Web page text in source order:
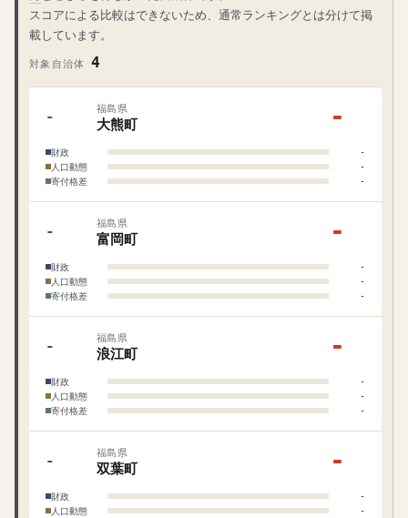
スコアによる比較はできないため、通常ランキングとは分けて掲
載しています。
対象自治体 4
‐ 福島県
大熊町 ‐
財政 ‐
人口動態 ‐
寄付格差 ‐
‐ 福島県
富岡町 ‐
財政 ‐
人口動態 ‐
寄付格差 ‐
‐ 福島県
浪江町 ‐
財政 ‐
人口動態 ‐
寄付格差 ‐
‐ 福島県
双葉町 ‐
財政 ‐
人口動態 ‐